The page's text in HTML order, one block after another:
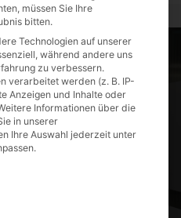
müssen Sie Ihre
bitten.
Technologien auf unserer
während andere uns
zu verbessern.
verarbeitet werden (z. B. IP-
Anzeigen und Inhalte oder
Informationen über die
in unserer
Ihre Auswahl jederzeit unter
SERVICE-GRUPPEN,